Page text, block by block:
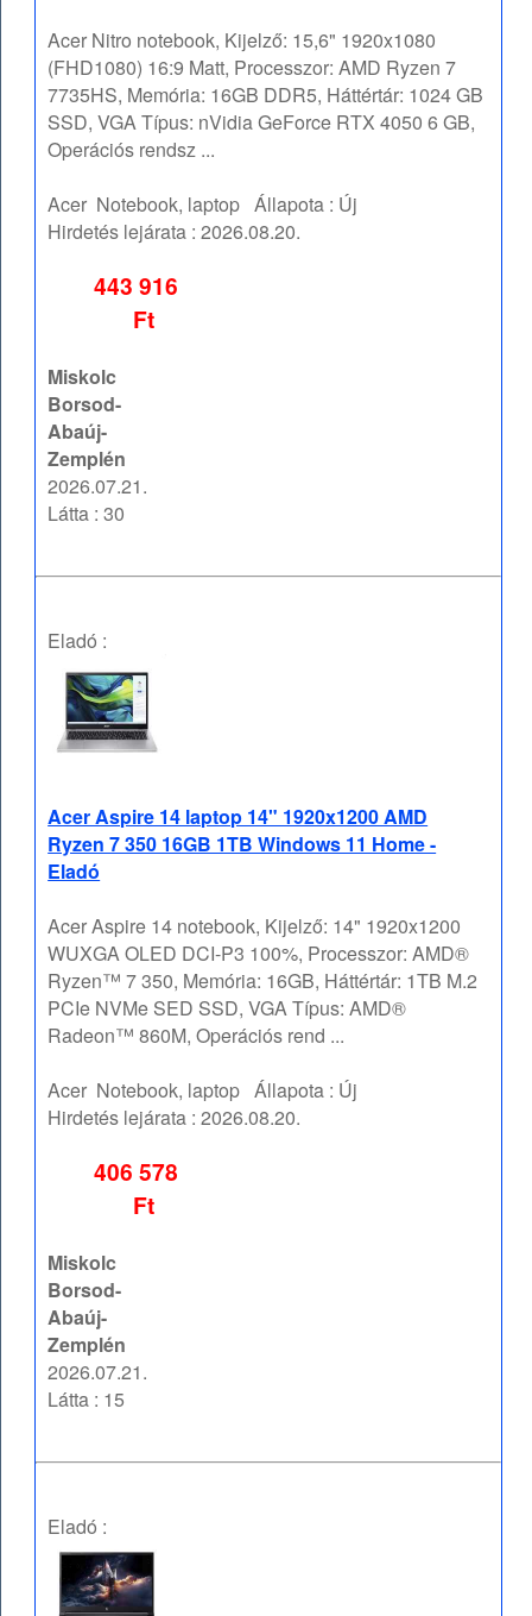
Acer Nitro notebook, Kijelző: 15,6" 1920x1080
(FHD1080) 16:9 Matt, Processzor: AMD Ryzen 7
7735HS, Memória: 16GB DDR5, Háttértár: 1024 GB
SSD, VGA Típus: nVidia GeForce RTX 4050 6 GB,
Operációs rendsz ...
Acer Notebook, laptop Állapota : Új
Hirdetés lejárata :2026.08.20.
443 916
Ft
Miskolc
Borsod-
Abaúj-
Zemplén
2026.07.21.
Látta : 30
Eladó :
Acer Aspire 14 laptop 14" 1920x1200 AMD
Ryzen 7 350 16GB 1TB Windows 11 Home -
Eladó
Acer Aspire 14 notebook, Kijelző: 14" 1920x1200
WUXGA OLED DCI-P3 100%, Processzor: AMD®
Ryzen™ 7 350, Memória: 16GB, Háttértár: 1TB M.2
PCIe NVMe SED SSD, VGA Típus: AMD®
Radeon™ 860M, Operációs rend ...
Acer Notebook, laptop Állapota : Új
Hirdetés lejárata :2026.08.20.
406 578
Ft
Miskolc
Borsod-
Abaúj-
Zemplén
2026.07.21.
Látta : 15
Eladó :